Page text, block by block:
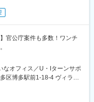
官公庁案件も多数！ワンチ
なオフィス／U・Iターンサポ
区博多駅前1-18-4 ヴィラー
防止対策実施済（喫煙所完